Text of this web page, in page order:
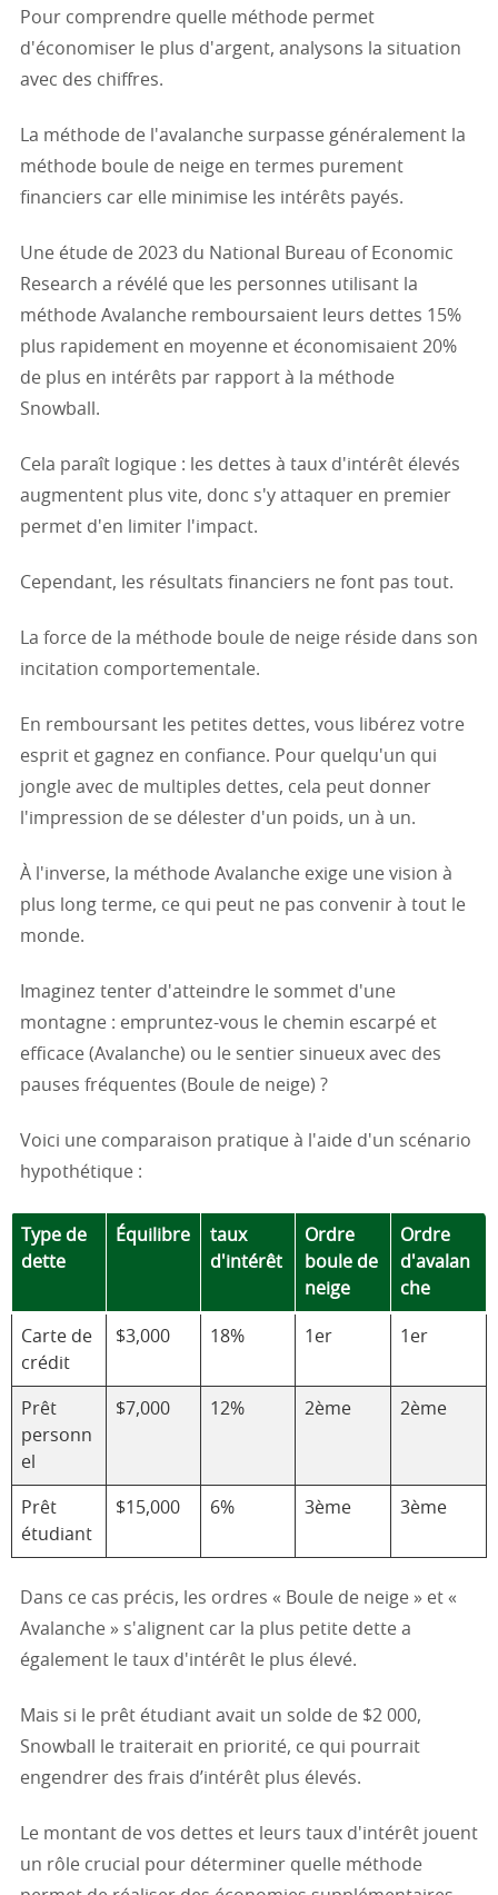
Pour comprendre quelle méthode permet
d'économiser le plus d'argent, analysons la situation
avec des chiffres.
La méthode de l'avalanche surpasse généralement la
méthode boule de neige en termes purement
financiers car elle minimise les intérêts payés.
Une étude de 2023 du National Bureau of Economic
Research a révélé que les personnes utilisant la
méthode Avalanche remboursaient leurs dettes 15%
plus rapidement en moyenne et économisaient 20%
de plus en intérêts par rapport à la méthode
Snowball.
Cela paraît logique : les dettes à taux d'intérêt élevés
augmentent plus vite, donc s'y attaquer en premier
permet d'en limiter l'impact.
Cependant, les résultats financiers ne font pas tout.
La force de la méthode boule de neige réside dans son
incitation comportementale.
En remboursant les petites dettes, vous libérez votre
esprit et gagnez en confiance. Pour quelqu'un qui
jongle avec de multiples dettes, cela peut donner
l'impression de se délester d'un poids, un à un.
À l'inverse, la méthode Avalanche exige une vision à
plus long terme, ce qui peut ne pas convenir à tout le
monde.
Imaginez tenter d'atteindre le sommet d'une
montagne : empruntez-vous le chemin escarpé et
efficace (Avalanche) ou le sentier sinueux avec des
pauses fréquentes (Boule de neige) ?
Voici une comparaison pratique à l'aide d'un scénario
hypothétique :
Type de
dette
Équilibre
taux
d'intérêt
Ordre
boule de
neige
Ordre
d'avalan
che
Carte de
crédit
$3,000 18% 1er 1er
Prêt
personn
el
$7,000 12% 2ème 2ème
Prêt
étudiant
$15,000 6% 3ème 3ème
Dans ce cas précis, les ordres « Boule de neige » et «
Avalanche » s'alignent car la plus petite dette a
également le taux d'intérêt le plus élevé.
Mais si le prêt étudiant avait un solde de $2 000,
Snowball le traiterait en priorité, ce qui pourrait
engendrer des frais d’intérêt plus élevés.
Le montant de vos dettes et leurs taux d'intérêt jouent
un rôle crucial pour déterminer quelle méthode